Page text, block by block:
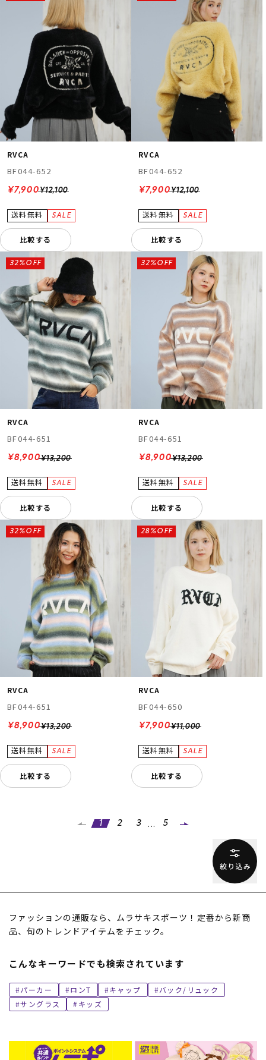
RVCA
BF044-652
¥12,100
¥7,900
比較する
RVCA
BF044-652
¥12,100
¥7,900
比較する
RVCA
BF044-651
¥13,200
32%OFF
¥8,900
比較する
RVCA
BF044-651
¥13,200
32%OFF
¥8,900
比較する
RVCA
BF044-651
¥13,200
32%OFF
¥8,900
比較する
RVCA
BF044-650
¥11,000
28%OFF
¥7,900
比較する
1 2 3 ... 5
ファッションの通販なら、ムラサキスポーツ！定番から新商
品、旬のトレンドアイテムをチェック。
こんなキーワードでも検索されています
パーカー ロンT キャップ
バック/リュック
サングラス
キッズ